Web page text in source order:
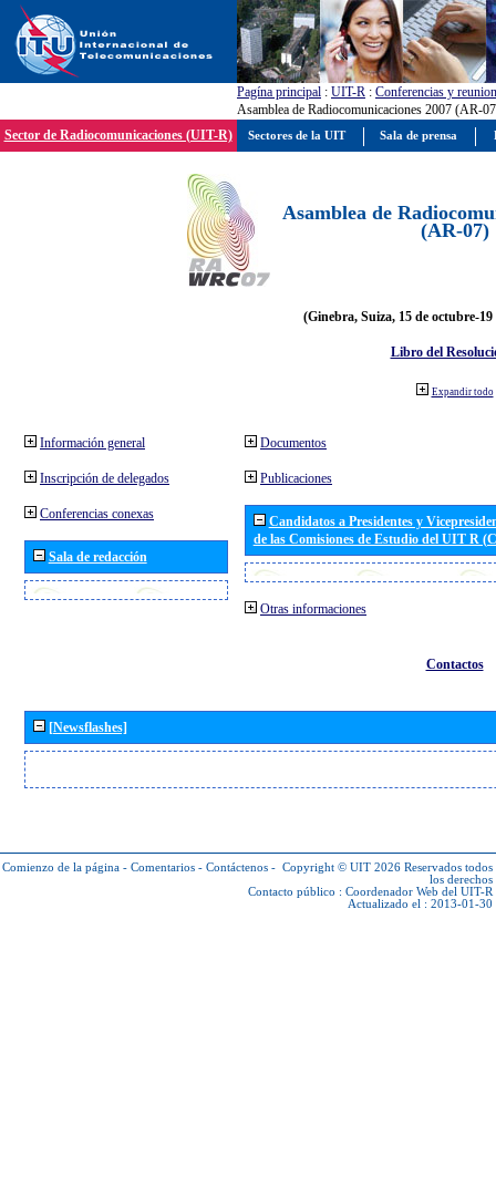
Pagína principal : UIT-R : Conferencias y
Asamblea de Radiocomunicaciones 2007 (AR-
Sector de Radiocomunicaciones (UIT-R)
Asamblea de
(AR-07)
(Ginebra, Suiza, 15 de octubre-19
Libro del
Expandir todo
Información general
Inscripción de delegados
Conferencias conexas
Sala de redacción
Documentos
Publicaciones
Candidatos a Presidentes y
de las Comisiones de Estudio del UIT R
Otras informaciones
Contactos
[Newsflashes]
Comienzo de la página - Comentarios - Contáctenos - Copyright © UIT 2026 Reservados todos
los derechos
Contacto público : Coordenador Web del UIT-R
Actualizado el : 2013-01-30
Sectores de la UIT Sala de prensa